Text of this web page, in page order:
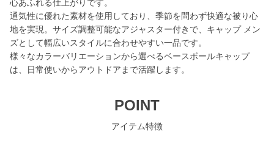
心あふれる仕上がりです。
通気性に優れた素材を使用しており、季節を問わず快適な被り心
地を実現。サイズ調整可能なアジャスター付きで、キャップ メン
ズとして幅広いスタイルに合わせやすい一品です。
様々なカラーバリエーションから選べるベースボールキャップ
は、日常使いからアウトドアまで活躍します。
POINT
アイテム特徴